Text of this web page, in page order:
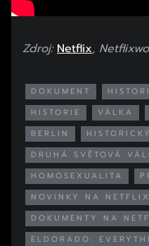
Zdroj: Netflix,
DOKUMENT
HISTORIE
VÁLKA
BERLIN
HISTORICKÝ
DRUHÁ SVĚTOVÁ
HOMOSEXUALITA
NOVINKY NA
DOKUMENTY NA
ELDORADO: